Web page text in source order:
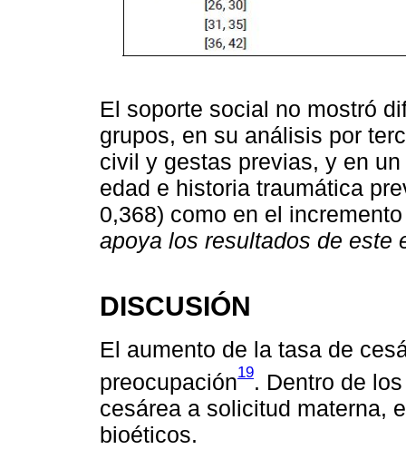
El soporte social no mostró
grupos, en su análisis por
civil y gestas previas, y en
edad e historia traumática
0,368) como en el
apoya los resultados de este
DISCUSIÓN
El aumento de la tasa de
preocupación19. Dentro de
cesárea a solicitud materna,
bioéticos.